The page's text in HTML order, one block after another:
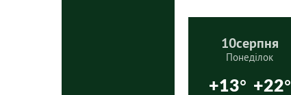
10серпня
Понеділок
+13° +22°